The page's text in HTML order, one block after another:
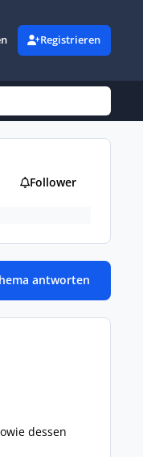
Registrieren
Follower
antworten
dessen